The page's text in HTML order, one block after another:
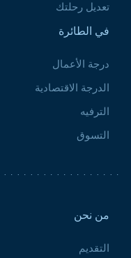
تعديل رحلتك
في الطائرة
درجة الأعمال
الدرجة الاقتصادية
الترفيه
التسوق
من نحن
التقديم